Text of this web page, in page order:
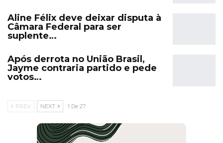
Aline Félix deve deixar disputa à
Câmara Federal para ser
suplente…
Após derrota no União Brasil,
Jayme contraria partido e pede
votos…
PREV NEXT 1 De 27